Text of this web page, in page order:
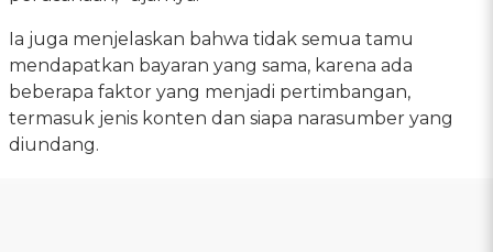
Ia juga menjelaskan bahwa tidak semua tamu
mendapatkan bayaran yang sama, karena ada
beberapa faktor yang menjadi pertimbangan,
termasuk jenis konten dan siapa narasumber yang
diundang.